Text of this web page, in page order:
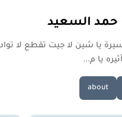
حمد السعيد
يا شين لا جيت تقطع لا
يا م...
about